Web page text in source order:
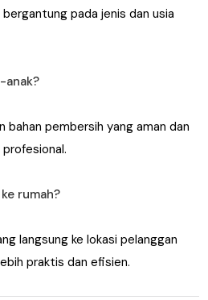
pada jenis dan usia
anak?
bahan pembersih yang aman dan
rumah?
langsung ke lokasi pelanggan
praktis dan efisien.